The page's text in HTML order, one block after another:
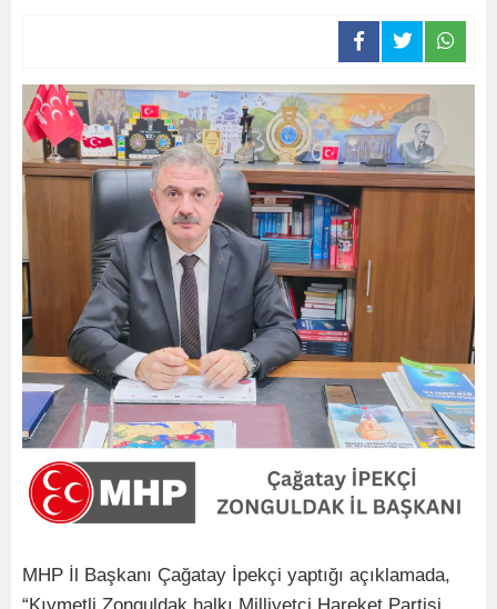
MHP İl Başkanı Çağatay İpekçi yaptığı açıklamada,